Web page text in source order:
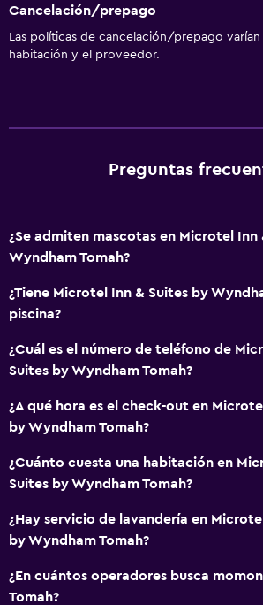
Cancelación/prepago
Las políticas de cancelación/prepago
habitación y el proveedor.
Preguntas
¿Se admiten mascotas en Microtel Inn
Wyndham Tomah?
¿Tiene Microtel Inn & Suites by
piscina?
¿Cuál es el número de teléfono de
Suites by Wyndham Tomah?
¿A qué hora es el check-out en
by Wyndham Tomah?
¿Cuánto cuesta una habitación en
Suites by Wyndham Tomah?
¿Hay servicio de lavandería en
by Wyndham Tomah?
¿En cuántos operadores busca
Tomah?